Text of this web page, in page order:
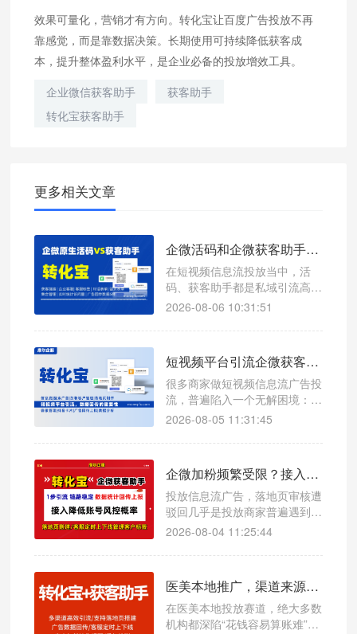
效果可量化，营销才有方向。转化宝让百度广告投放不再
靠感觉，而是靠数据决策。长期使用可持续降低获客成
本，提升整体盈利水平，是企业必备的投放增效工具。
企业微信获客助手
获客助手
转化宝获客助手
更多相关文章
企微活码和企微获客助手哪个更稳定，转化宝可以实现哪些功能
在短视频信息流投放当中，活
码、获客助手都是私域引流高频
工具，但二者产品定位完全不一
获客助手主打短链路一步加粉。
转化，还容易触发平台风控，造
成引流链路直接失效。
2026-08-06 10:31:51
短视频平台引流企微获客助手，数据回传有多重要？
很多商家做短视频信息流广告投
流，普遍陷入一个无解困境：广
告预算持续消耗、页面曝光点击
但完全说不清哪条计划精准获
流量不断，实则转化模糊、成本
失控、投放越跑越乱。
2026-08-05 11:31:45
企微加粉频繁受限？接入企微获客助手降低账号风控概率
投放信息流广告，落地页审核遭
驳回几乎是投放商家普遍遇到的
难题。很多人误以为是图片、文
例，根源在于引流跳转链路触碰
2026-08-04 11:25:44
医美本地推广，渠道来源自动打标精准核算投放 ROI 案例
在医美本地投放赛道，绝大多数
机构都深陷“花钱容易算账难”的